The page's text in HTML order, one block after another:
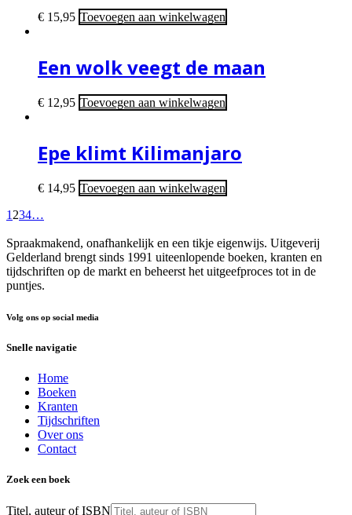
€ 15,95 Toevoegen aan winkelwagen
Een wolk veegt de maan
€ 12,95 Toevoegen aan winkelwagen
Epe klimt Kilimanjaro
€ 14,95 Toevoegen aan winkelwagen
1 234…
Spraakmakend, onafhankelijk en een tikje eigenwijs. Uitgeverij
Gelderland brengt sinds 1991 uiteenlopende boeken, kranten en
tijdschriften op de markt en beheerst het uitgeefproces tot in de
puntjes.
Volg ons op social media
Snelle navigatie
Home
Boeken
Kranten
Tijdschriften
Over ons
Contact
Zoek een boek
Titel, auteur of ISBN